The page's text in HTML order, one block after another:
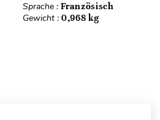
Sprache : Französisch
Gewicht : 0,968 kg